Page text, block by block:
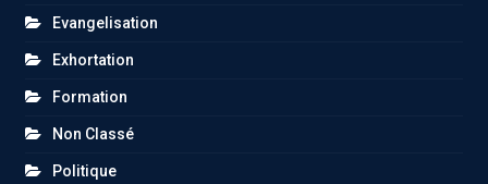
Evangelisation
Exhortation
Formation
Non Classé
Politique